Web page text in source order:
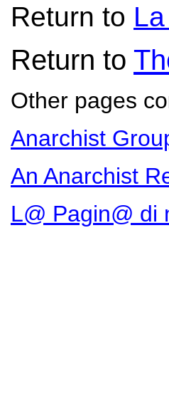
Return to
Return to
Other pages
Anarchist
An Anarchist
L@ Pagin@ di